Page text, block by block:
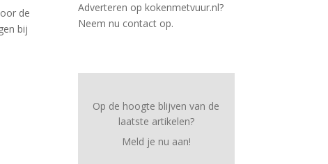
de
bij
Adverteren op kokenmetvuur.nl?
Neem nu contact op.
Op de hoogte blijven van de
laatste artikelen?
Meld je nu aan!